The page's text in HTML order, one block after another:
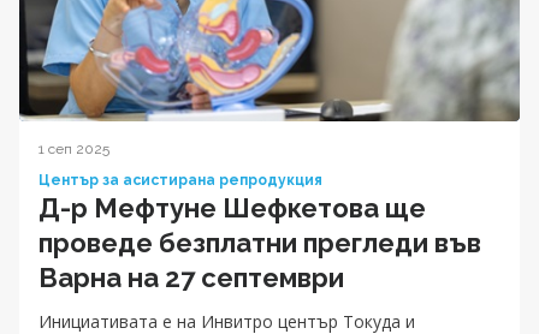
1 сеп 2025
Център за асистирана репродукция
Д-р Мефтуне Шефкетова ще
проведе безплатни прегледи във
Варна на 27 септември
Инициативата е на Инвитро център Токуда и